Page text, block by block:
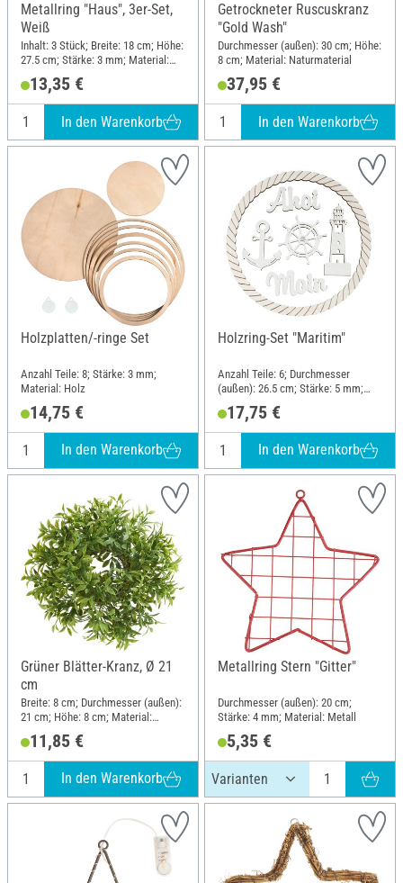
Metallring "Haus", 3er-Set,
Weiß
Inhalt: 3 Stück; Breite: 18 cm; Höhe:
27.5 cm; Stärke: 3 mm; Material:
13,35 €
In den Warenkorb
Getrockneter Ruscuskranz
"Gold Wash"
Durchmesser (außen): 30 cm; Höhe:
8 cm; Material: Naturmaterial
37,95 €
In den Warenkorb
Holzplatten/-ringe Set
Anzahl Teile: 8; Stärke: 3 mm;
Material: Holz
14,75 €
In den Warenkorb
Holzring-Set "Maritim"
Anzahl Teile: 6; Durchmesser
(außen): 26.5 cm; Stärke: 5 mm;
17,75 €
In den Warenkorb
Grüner Blätter-Kranz, Ø 21
cm
Breite: 8 cm; Durchmesser (außen):
21 cm; Höhe: 8 cm; Material:
11,85 €
In den Warenkorb
Metallring Stern "Gitter"
Durchmesser (außen): 20 cm;
Stärke: 4 mm; Material: Metall
5,35 €